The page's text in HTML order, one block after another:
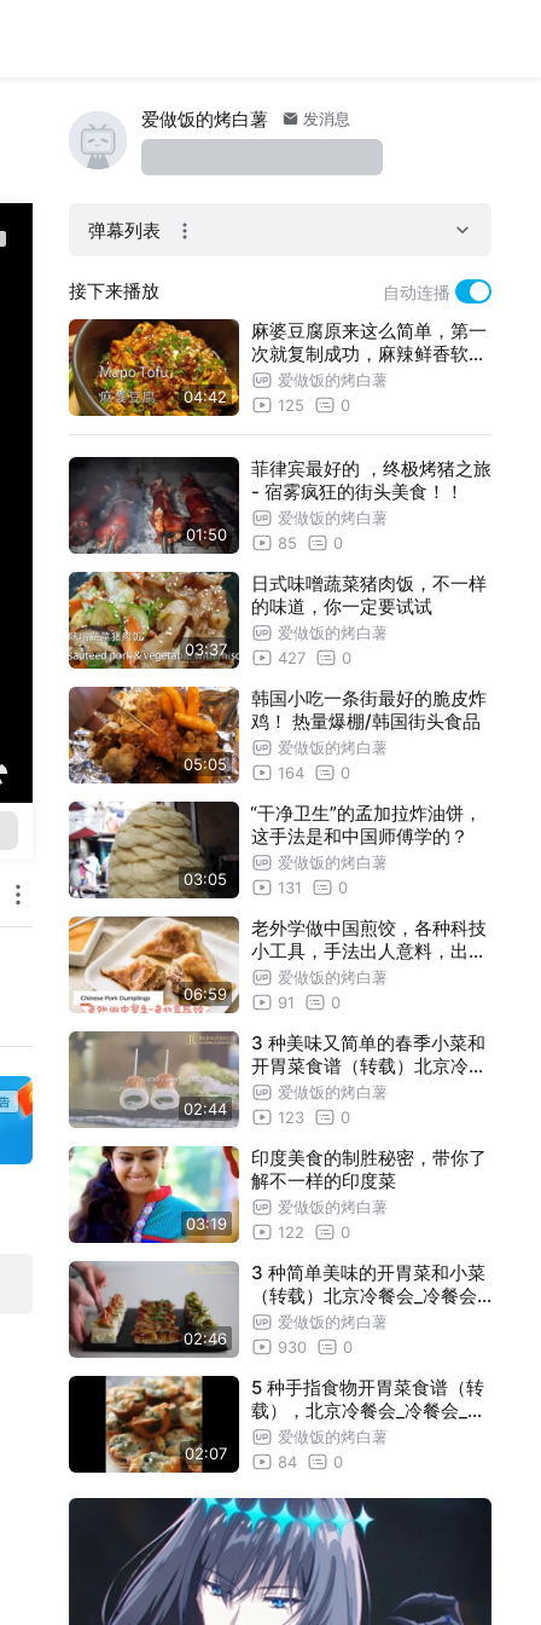
爱做饭的烤白薯 发消息
弹幕列表
接下来播放 自动连播
04:42
麻婆豆腐原来这么简单，第一
次就复制成功，麻辣鲜香软嫩
，下饭爱做饭的烤白薯
125
0
01:50
菲律宾最好的 ，终极烤猪之旅
- 宿雾疯狂的街头美食！！
爱做饭的烤白薯
85
0
03:37
日式味噌蔬菜猪肉饭，不一样
的味道，你一定要试试
爱做饭的烤白薯
427
0
05:05
韩国小吃一条街最好的脆皮炸
鸡！ 热量爆棚/韩国街头食品
爱做饭的烤白薯
164
0
03:05
“干净卫生”的孟加拉炸油饼，
这手法是和中国师傅学的？
爱做饭的烤白薯
131
0
06:59
老外学做中国煎饺，各种科技
小工具，手法出人意料，出锅
看着很有食欲，貌似还不错
爱做饭的烤白薯
91
0
02:44
3 种美味又简单的春季小菜和
开胃菜食谱（转载）北京冷餐
会_冷餐会_北京茶歇_茶歇_冷
餐会公司_酒会配送服务_宴会
司
爱做饭的烤白薯
123
0
03:19
印度美食的制胜秘密，带你了
解不一样的印度菜
爱做饭的烤白薯
122
0
02:46
3 种简单美味的开胃菜和小菜
（转载）北京冷餐会_冷餐会_
北京茶歇_茶歇_冷餐会公司_
酒会配送服务_宴会外卖_北京
爱做饭的烤白薯
930
0
02:07
5 种手指食物开胃菜食谱（转
载），北京冷餐会_冷餐会_北
京茶歇_茶歇_冷餐会公司_酒
会配送服务_宴会外卖_北京瑞
爱做饭的烤白薯
84
0